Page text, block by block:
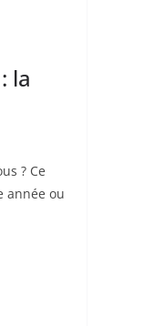
la
? Ce
année ou